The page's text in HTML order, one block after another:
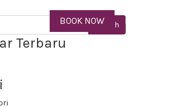
BOOK NOW MENU
Terbaru